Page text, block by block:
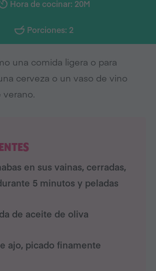
Hora de cocinar: 20M
Porciones: 2
una comida ligera o para
cerveza o un vaso de vino
verano.
en sus vainas, cerradas,
5 minutos y peladas
de aceite de oliva
ajo, picado finamente